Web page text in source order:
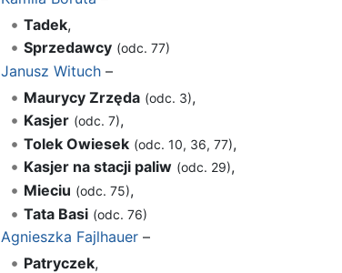
Tadek,
Sprzedawcy (odc. 77)
Janusz Wituch–
Maurycy Zrzęda (odc. 3),
Kasjer (odc. 7),
Tolek Owiesek (odc. 10, 36, 77),
Kasjer na stacji paliw (odc. 29),
Mieciu (odc. 75),
Tata Basi (odc. 76)
Agnieszka Fajlhauer–
Patryczek,